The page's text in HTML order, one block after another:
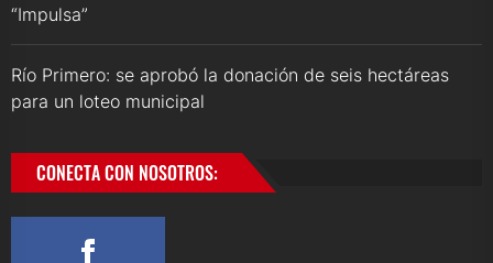
“Impulsa”
Río Primero: se aprobó la donación de seis hectáreas
para un loteo municipal
CONECTA CON NOSOTROS: